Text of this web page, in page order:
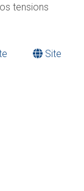
tensions
Site